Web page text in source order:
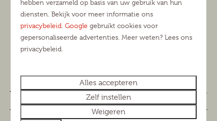
Parkinformatie
hebben verzameld op basis van uw gebruik van hun
diensten. Bekijk voor meer informatie ons
privacybeleid .Google gebruikt cookies voor
gepersonaliseerde advertenties. Meer weten? Lees ons
privacybeleid.
Alles accepteren
Zelf instellen
Weigeren